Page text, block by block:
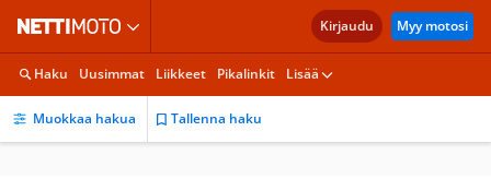
Kirjaudu Myy motosi
Haku Uusimmat Liikkeet Pikalinkit Lisää
Muokkaa hakua Tallenna haku